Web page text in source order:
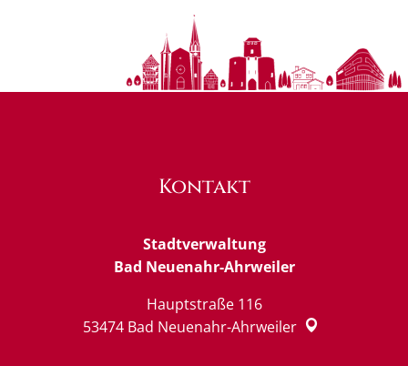
Kontakt
Stadtverwaltung
Bad Neuenahr-Ahrweiler
Hauptstraße 116
53474 Bad Neuenahr-Ahrweiler